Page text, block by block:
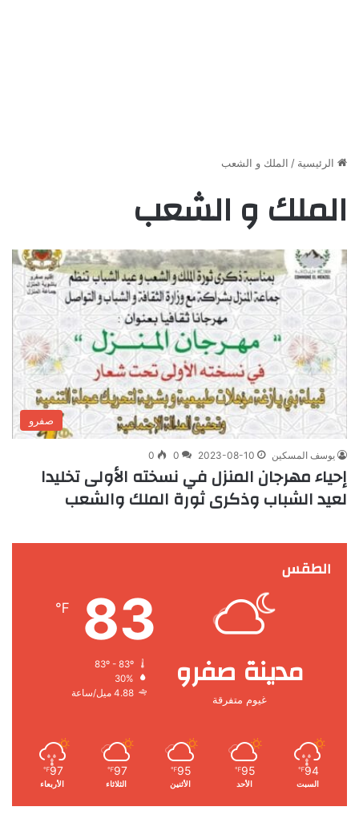
الرئيسية / الملك و الشعب
الملك و الشعب
صفرو
يوسف المسكين 2023-08-10
0
0
إحياء مهرجان المنزل في نسخته الأولى تخليدا
لعيد الشباب وذكرى ثورة الملك والشعب
الطقس
مدينة صفرو
غيوم متفرقة
83
℉
30%
4.88 ميل/ساعة
94
℉
السبت
95
℉
الأحد
95
℉
الأثنين
97
℉
الثلاثاء
97
℉
الأربعاء